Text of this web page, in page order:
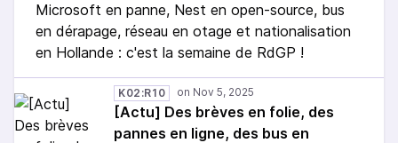
Microsoft en panne, Nest en open-source, bus
en dérapage, réseau en otage et nationalisation
en Hollande : c'est la semaine de RdGP !
K02:R10
[Actu] Des brèves en folie, des
pannes en ligne, des bus en